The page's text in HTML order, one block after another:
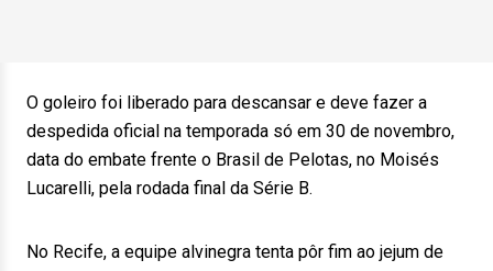
O goleiro foi liberado para descansar e deve fazer a
despedida oficial na temporada só em 30 de novembro,
data do embate frente o Brasil de Pelotas, no Moisés
Lucarelli, pela rodada final da Série B.
No Recife, a equipe alvinegra tenta pôr fim ao jejum de